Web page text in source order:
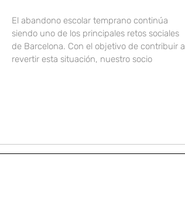
El abandono escolar temprano continúa
siendo uno de los principales retos sociales
de Barcelona. Con el objetivo de contribuir a
revertir esta situación, nuestro socio